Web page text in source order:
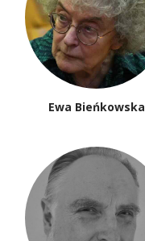
Ewa Bieńkowska